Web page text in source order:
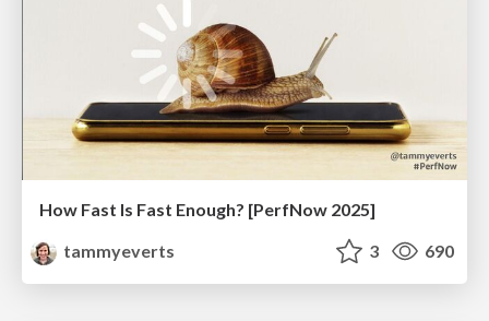
How Fast Is Fast Enough? [PerfNow 2025]
tammyeverts
3 690